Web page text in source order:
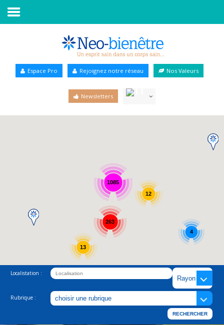
Annuaire Bien-être
Espace Pro Rejoignez notre réseau Nos Valeurs
Newsletters
1085
13
263
4
12
Localistation :
Rubrique :